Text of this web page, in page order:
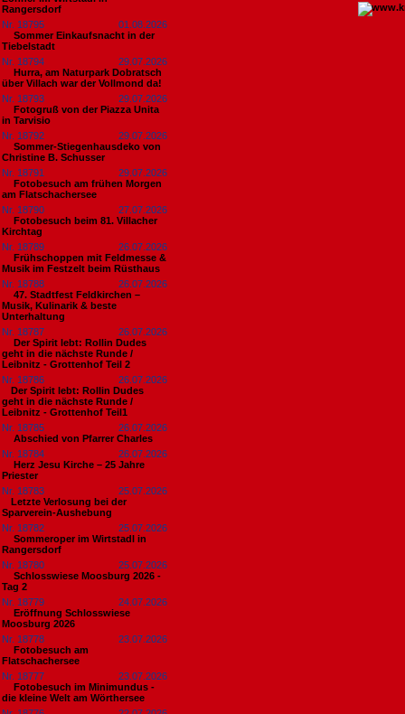
Rangersdorf
Nr. 18795
01.08.2026
Sommer Einkaufsnacht in der
Tiebelstadt
Nr. 18794
29.07.2026
Hurra, am Naturpark Dobratsch
über Villach war der Vollmond da!
Nr. 18793
29.07.2026
Fotogruß von der Piazza Unita
in Tarvisio
Nr. 18792
29.07.2026
Sommer-Stiegenhausdeko von
Christine B. Schusser
Nr. 18791
29.07.2026
Fotobesuch am frühen Morgen
am Flatschachersee
Nr. 18790
27.07.2026
Fotobesuch beim 81. Villacher
Kirchtag
Nr. 18789
26.07.2026
Frühschoppen mit Feldmesse &
Musik im Festzelt beim Rüsthaus
Nr. 18788
26.07.2026
47. Stadtfest Feldkirchen –
Musik, Kulinarik & beste
Unterhaltung
Nr. 18787
26.07.2026
Der Spirit lebt: Rollin Dudes
geht in die nächste Runde /
Leibnitz - Grottenhof Teil 2
Nr. 18786
26.07.2026
​Der Spirit lebt: Rollin Dudes
geht in die nächste Runde /
Leibnitz - Grottenhof Teil1
Nr. 18785
26.07.2026
Abschied von Pfarrer Charles
Nr. 18784
26.07.2026
Herz Jesu Kirche – 25 Jahre
Priester
Nr. 18783
25.07.2026
​Letzte Verlosung bei der
Sparverein-Aushebung
Nr. 18782
25.07.2026
Sommeroper im Wirtstadl in
Rangersdorf
Nr. 18780
25.07.2026
Schlosswiese Moosburg 2026 -
Tag 2
Nr. 18779
24.07.2026
Eröffnung Schlosswiese
Moosburg 2026
Nr. 18778
23.07.2026
Fotobesuch am
Flatschachersee
Nr. 18777
23.07.2026
Fotobesuch im Minimundus -
die kleine Welt am Wörthersee